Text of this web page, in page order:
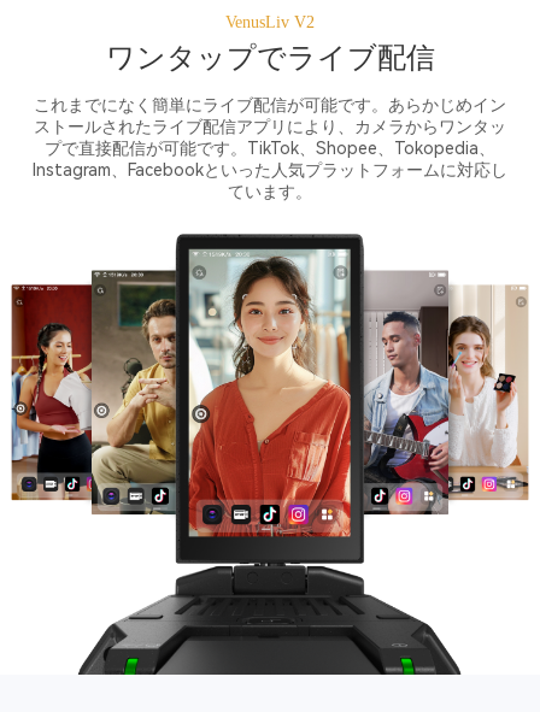
VenusLiv V2
ワンタップでライブ配信
これまでになく簡単にライブ配信が可能です。あらかじめイン
ストールされたライブ配信アプリにより、カメラからワンタッ
プで直接配信が可能です。TikTok、Shopee、Tokopedia、
Instagram、Facebookといった人気プラットフォームに対応し
ています。